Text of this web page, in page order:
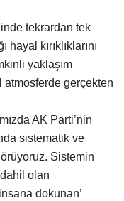
tekrardan tek
kırıklıklarını
yaklaşım
gerçekten
AK Parti’nin
sistematik ve
Sistemin
olan
dokunan’